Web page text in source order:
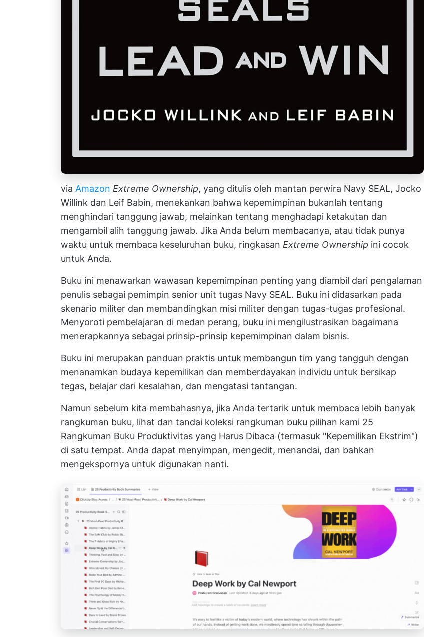
via Amazon Extreme Ownership, yang ditulis oleh mantan perwira Navy SEAL, Jocko
Willink dan Leif Babin, menekankan bahwa kepemimpinan bukanlah tentang
menghindari tanggung jawab, melainkan tentang menghadapi ketakutan dan
mengambil alih tanggung jawab. Jika Anda belum membacanya, atau tidak punya
waktu untuk membaca keseluruhan buku, ringkasan Extreme Ownership ini cocok
untuk Anda.
Buku ini menawarkan wawasan kepemimpinan penting yang diambil dari pengalaman
penulis sebagai pemimpin senior unit tugas Navy SEAL. Buku ini didasarkan pada
skenario militer dan membandingkan misi militer dengan tugas-tugas profesional.
Menyoroti pembelajaran di medan perang, buku ini mengilustrasikan bagaimana
menerapkannya sebagai prinsip-prinsip kepemimpinan dalam bisnis.
Buku ini merupakan panduan praktis untuk membangun tim yang tangguh dengan
menanamkan budaya kepemilikan dan memberdayakan individu untuk bersikap
tegas, belajar dari kesalahan, dan mengatasi tantangan.
Namun sebelum kita membahasnya, jika Anda tertarik untuk membaca lebih banyak
rangkuman buku, lihat dan tandai koleksi rangkuman buku pilihan kami 25
Rangkuman Buku Produktivitas yang Harus Dibaca (termasuk "Kepemilikan Ekstrim")
di satu tempat. Anda dapat menyimpan, mengedit, menandai, dan bahkan
mengekspornya untuk digunakan nanti.